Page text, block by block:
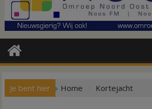
Je bent hier Home Kortejacht